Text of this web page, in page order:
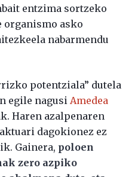
entzima sortzeko
organismo asko
nabarmendu
potentziala” dutela
egile nagusi Amedea
Haren azalpenaren
dagokionez ez
Gainera, poloen
zero azpiko